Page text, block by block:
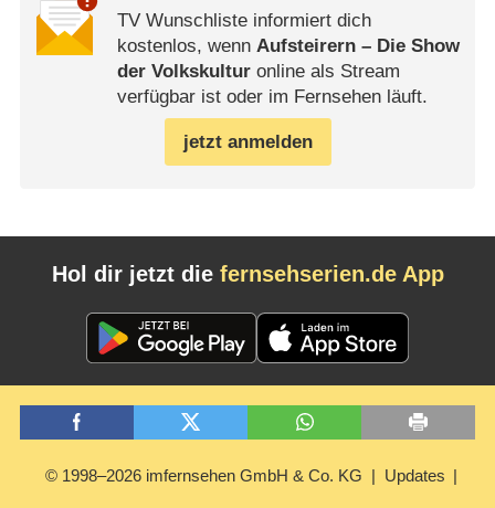
TV Wunschliste informiert dich
kostenlos, wenn Aufsteirern – Die Show
der Volkskulturonline als Stream
verfügbar ist oder im Fernsehen läuft.
jetzt anmelden
Hol dir jetzt die fernsehserien.de App
© 1998–2026 imfernsehen GmbH & Co. KG Updates